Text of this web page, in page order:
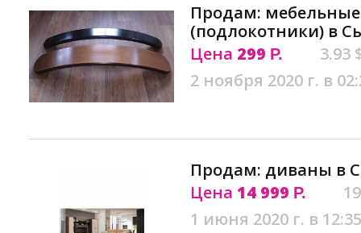
Продам:
(подлокотники) в
Цена 299 Р.
3.93
2 ноября 2020 г. в
Продам: диваны в
Цена 14 999 Р.
1 июня 2020 г. в 12:35